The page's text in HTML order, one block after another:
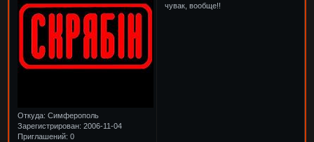
Откуда: Симферополь
Зарегистрирован: 2006-11-04
Приглашений: 0
чувак, вообще!!